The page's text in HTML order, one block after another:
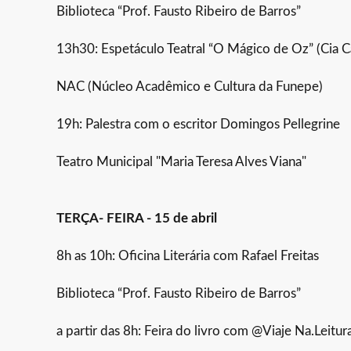
Biblioteca “Prof. Fausto Ribeiro de Barros”
13h30: Espetáculo Teatral “O Mágico de Oz” (Cia
NAC (Núcleo Acadêmico e Cultura da Funepe)
19h: Palestra com o escritor Domingos Pellegrine
Teatro Municipal "Maria Teresa Alves Viana"
TERÇA- FEIRA - 15 de abril
8h as 10h: Oficina Literária com Rafael Freitas
Biblioteca “Prof. Fausto Ribeiro de Barros”
a partir das 8h: Feira do livro com @Viaje